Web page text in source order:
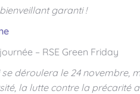
garanti !
– RSE Green Friday
se déroulera le 24
la lutte contre la précarité